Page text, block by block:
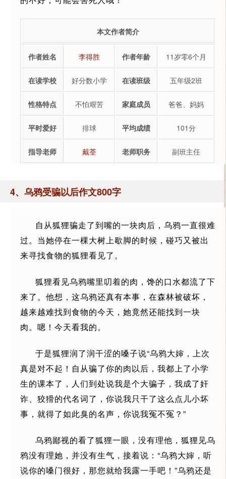
本文作者简介
作者姓名 李得胜 作者年龄 11岁零6个月
在读学校 好分数小学 在读班级 五年级2班
性格特点 不怕艰苦 家庭成员 爸爸、妈妈
平时爱好 排球 平均成绩 101分
指导老师 戴荃 老师职务 副班主任
4、乌鸦受骗以后作文800字
自从狐狸骗走了到嘴的一块肉后，乌鸦一直很难
过。当她停在一棵大树上歇脚的时候，碰巧又被出
来寻找食物的狐狸看见了。
狐狸看见乌鸦嘴里叨着的肉，馋的口水都流了下
来了。他想，这乌鸦还真有本事，在森林被破坏，
越来越难找到食物的今天，她竟然还能找到一块
肉。嗯！今天看我的。
于是狐狸润了润干涩的嗓子说“乌鸦大婶，上次
真是对不起！自从骗了你的肉以后，我都上了小学
生的课本了，人们到处说我是个大骗子，我成了奸
诈、狡猾的代名词了，你说我只干了这么点儿小坏
事，就得了如此臭的名声，你说我冤不冤？”
乌鸦鄙视的看了狐狸一眼，没有理他，狐狸见乌
鸦没有理她，并没有生气，接着说：“乌鸦大婶，听
说你的嗓门很好，那您就给我露一手吧！”乌鸦还是